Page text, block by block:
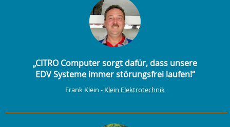
„CITRO Computer sorgt dafür, dass unsere
EDV Systeme immer störungsfrei laufen!“
Frank Klein - Klein Elektrotechnik